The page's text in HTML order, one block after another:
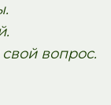
вопрос.